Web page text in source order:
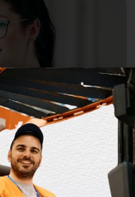
von